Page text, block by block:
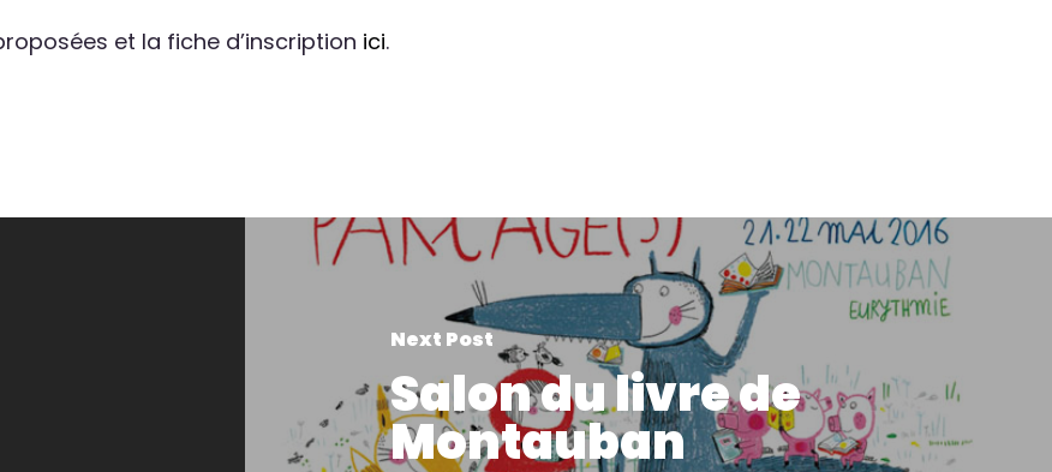
et la fiche d’inscription ici.
Next Post
Salon du livre de
Montauban